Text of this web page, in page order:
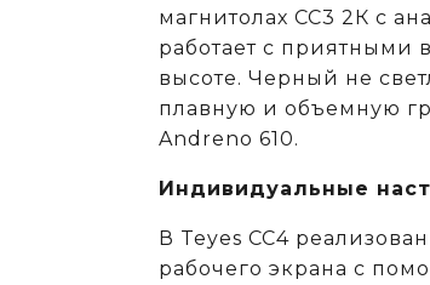
магнитолах CC3 2К c
работает с приятными
высоте. Черный не
плавную и объемную
Andreno 610.
Индивидуальные
В Teyes СС4
рабочего экрана с